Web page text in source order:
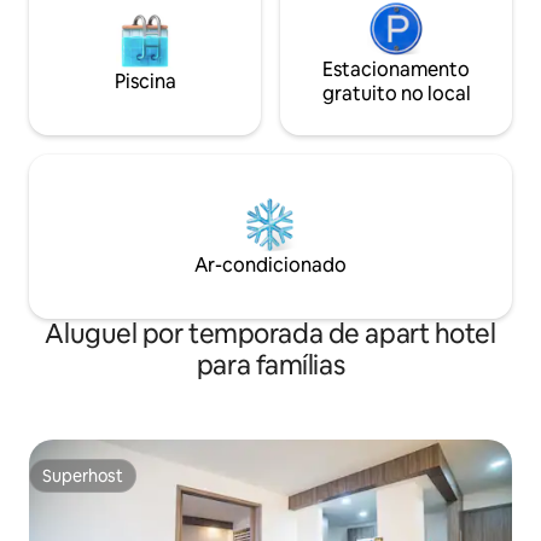
Piscina
Estacionamento
gratuito no local
Ar-condicionado
Aluguel por temporada de apart hotel
para famílias
Superhost
Superhost